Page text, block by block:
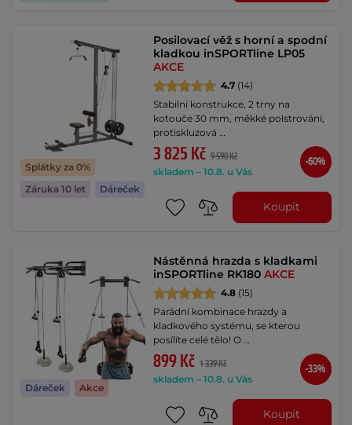
Splátky za 0%
Záruka 10 let
Dáreček
Posilovací věž s horní a spodní
kladkou inSPORTline LP05
AKCE
4.7 (14)
Stabilní konstrukce, 2 trny na
kotouče 30 mm, měkké polstrování,
protiskluzová …
3 825 Kč 9 590 Kč
skladem – 10.8. u Vás
-60%
Koupit
Dáreček Akce
Nástěnná hrazda s kladkami
inSPORTline RK180AKCE
4.8 (15)
Parádní kombinace hrazdy a
kladkového systému, se kterou
posílíte celé tělo! O …
899 Kč 1 339 Kč
skladem – 10.8. u Vás
-33%
Koupit